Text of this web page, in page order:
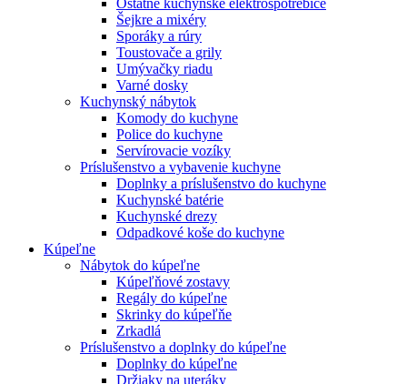
Šejkre a mixéry
Sporáky a rúry
Toustovače a grily
Umývačky riadu
Varné dosky
Kuchynský nábytok
Komody do kuchyne
Police do kuchyne
Servírovacie vozíky
Príslušenstvo a vybavenie kuchyne
Doplnky a príslušenstvo do kuchyne
Kuchynské batérie
Kuchynské drezy
Odpadkové koše do kuchyne
Kúpeľne
Nábytok do kúpeľne
Kúpeľňové zostavy
Regály do kúpeľne
Skrinky do kúpeľňe
Zrkadlá
Príslušenstvo a doplnky do kúpeľne
Doplnky do kúpeľne
Držiaky na uteráky